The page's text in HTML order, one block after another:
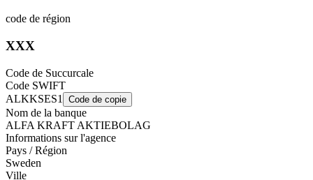
code de région
XXX
Code de Succurcale
Code SWIFT
ALKKSES1
Code de copie
Nom de la banque
ALFA KRAFT AKTIEBOLAG
Informations sur l'agence
Pays / Région
Sweden
Ville